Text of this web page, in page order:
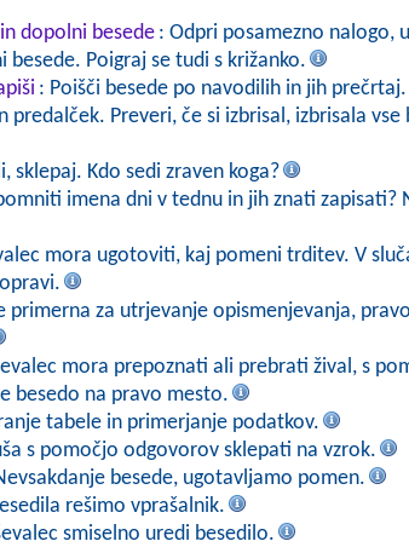
dopolni besede : Odpri posamezno nalogo,
Poigraj se tudi s križanko.
: Poišči besede po navodilih in jih prečrtaj.
predalček. Preveri, če si izbrisal, izbrisala vse
sklepaj. Kdo sedi zraven koga?
imena dni v tednu in jih znati zapisati?
mora ugotoviti, kaj pomeni trditev. V
primerna za utrjevanje opismenjevanja,
mora prepoznati ali prebrati žival, s
besedo na pravo mesto.
tabele in primerjanje podatkov.
s pomočjo odgovorov sklepati na vzrok.
besede, ugotavljamo pomen.
rešimo vprašalnik.
smiselno uredi besedilo.